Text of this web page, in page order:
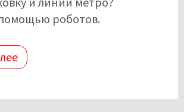
роботов.